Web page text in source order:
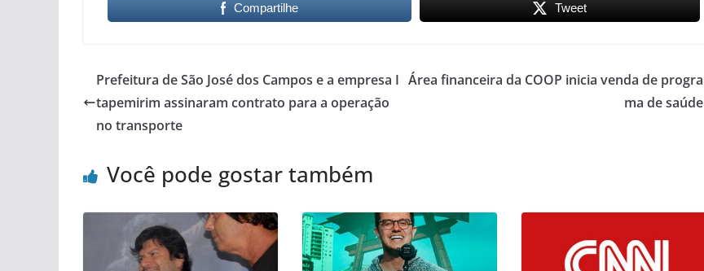
Compartilhe Tweet
Prefeitura de São José dos Campos e a empresa I
tapemirim assinaram contrato para a operação
no transporte
Área financeira da COOP inicia venda de progra
ma de saúde
Você pode gostar também